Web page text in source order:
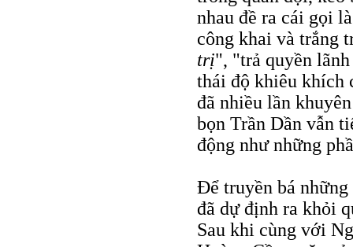
nhau đề ra cái gọi
công khai và trắng
trị", "trả quyền
thái độ khiêu khích
đã nhiều lần
bọn Trần Dần vẫn
động như những
Ðể truyền bá
đã dự định ra khỏi
Sau khi cùng với